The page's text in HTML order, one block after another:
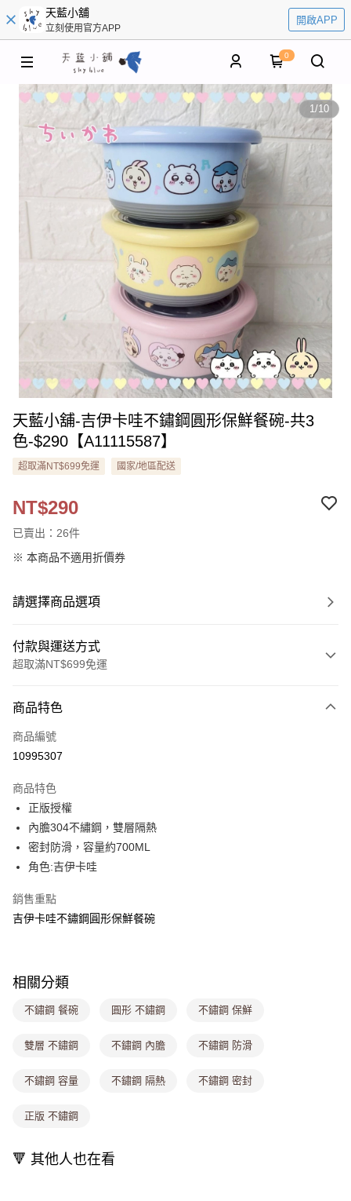
天藍小舖
立刻使用官方APP
開啟APP
0
1/10
天藍小舖-吉伊卡哇不鏽鋼圓形保鮮餐碗-共3
色-$290【A11115587】
超取滿NT$699免運 國家/地區配送
NT$290
已賣出：26件
※ 本商品不適用折價券
請選擇商品選項
付款與運送方式
超取滿NT$699免運
信用卡一次付款
超商取貨付款
Apple Pay
街口支付
悠遊付
Google Pay
大哥付你分期
2.付款方式選擇「大哥付你分期」，訂單成立後會自動跳轉到大哥付的交易
成交易。
4.訂單成立30分鐘內，如未前往確認交易或遇審核未通過，訂單將自動取
【繳款方式說明】
醒簡訊。
【注意事項】
運送方式
每筆NT$80，滿NT$699(含以上)免運費
付款後全家取貨
每筆NT$8,888，滿NT$8,888(含以上)免運費
商品特色
商品編號
10995307
商品特色
正版授權
內膽304不繡鋼，雙層隔熱
密封防滑，容量約700ML
角色:吉伊卡哇
銷售重點
吉伊卡哇不鏽鋼圓形保鮮餐碗
相關分類
不鏽鋼 餐碗 圓形 不鏽鋼 不鏽鋼 保鮮
雙層 不鏽鋼 不鏽鋼 內膽 不鏽鋼 防滑
不鏽鋼 容量 不鏽鋼 隔熱 不鏽鋼 密封
正版 不鏽鋼
🔻 其他人也在看